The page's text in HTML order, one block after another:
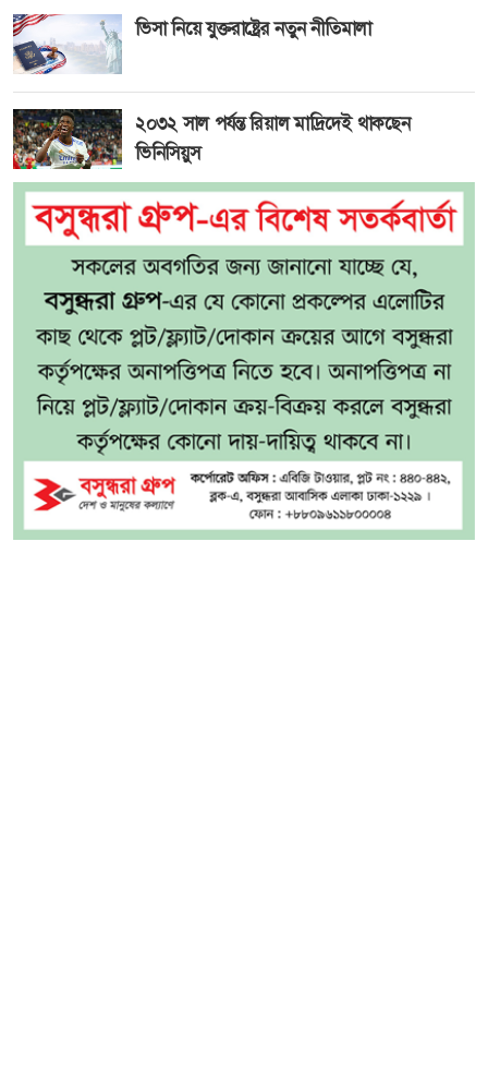
ভিসা নিয়ে যুক্তরাষ্ট্রের নতুন নীতিমালা
২০৩২ সাল পর্যন্ত রিয়াল মাদ্রিদেই থাকছেন
ভিনিসিয়ুস